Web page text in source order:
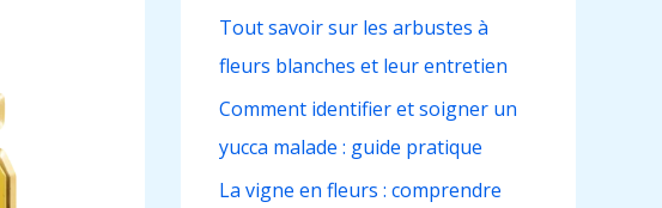
c
h
e
r
Tout savoir sur les arbustes à
fleurs blanches et leur entretien
Comment identifier et soigner un
yucca malade : guide pratique
La vigne en fleurs : comprendre